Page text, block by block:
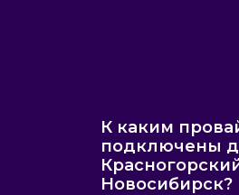
К каким
подключены
Новосибирск?